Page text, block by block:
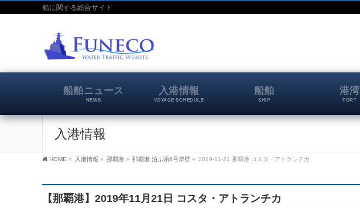
船に関する総合サイト
船舶ニュース
NEWS
入港情報
VOYAGE SCHEDULE
船舶
SHIP
港湾
PORT
入港情報
HOME » 入港情報 » 那覇港 » 那覇港 泊ふ頭8号岸壁 » 2019-11-21 那覇港 コスタ・アトランチカ
【那覇港】2019年11月21日 コスタ・アトランチカ